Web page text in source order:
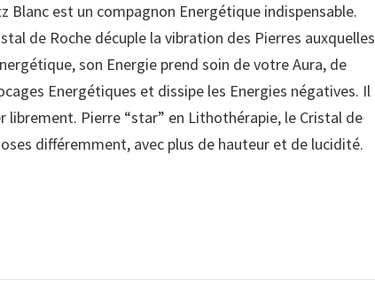
Blanc est un compagnon Energétique indispensable.
de Roche décuple la vibration des Pierres auxquelles
son Energie prend soin de votre Aura, de
Energétiques et dissipe les Energies négatives. Il
librement. Pierre “star” en Lithothérapie, le Cristal de
différemment, avec plus de hauteur et de lucidité.